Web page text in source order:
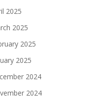
2025
2025
2025
2025
2024
2024